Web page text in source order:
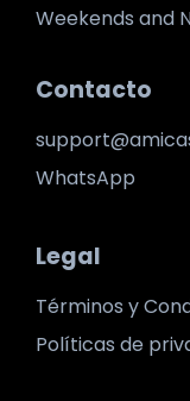
Weekends and
Contacto
WhatsApp
Legal
Términos y
Políticas de